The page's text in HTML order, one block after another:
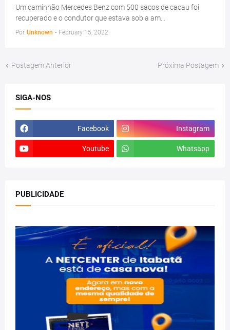
Um caminhão Mercedes Benz com 500 sacos de cacau foi
recuperado e o condutor que estava sob a am…
Por Unknown - February 15, 2022
Postagem Anterior Próxima Postagem
SIGA-NOS
Facebook Instagram
Youtube Whatsapp
PUBLICIDADE